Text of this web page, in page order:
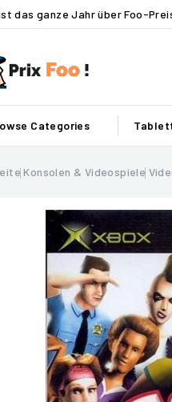
das ganze Jahr über Foo-
Categories
Konsolen & Videospiele